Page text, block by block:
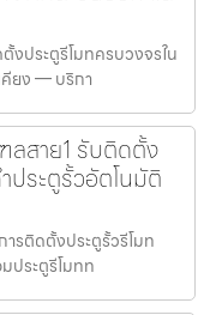
งประตูรีโมทครบวงจรใน
ยง — บริกา
สาย1 รับติดตั้ง
ประตูรั้วอัตโนมัติ
รติดตั้งประตูรั้วรีโมท
ประตูรีโมทท